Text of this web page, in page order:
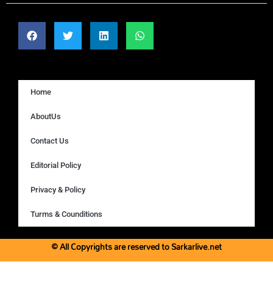
Home
AboutUs
Contact Us
Editorial Policy
Privacy & Policy
Turms & Counditions
© All Copyrights are reserved to Sarkarlive.net